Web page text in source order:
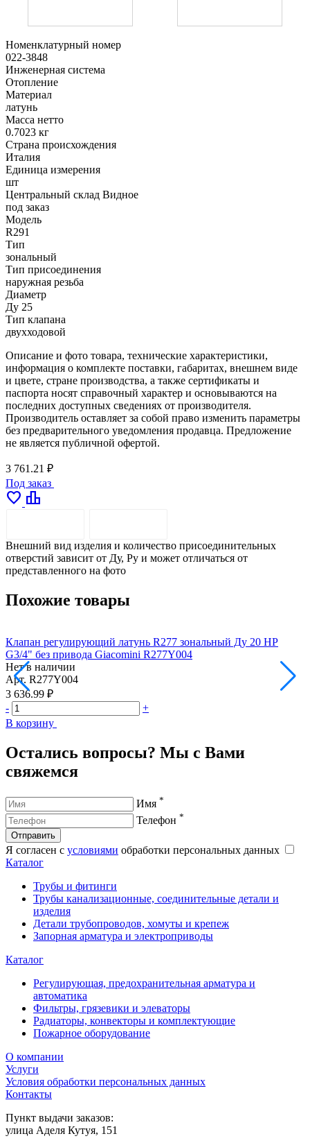
Номенклатурный номер
022-3848
Инженерная система
Отопление
Материал
латунь
Масса нетто
0.7023 кг
Страна происхождения
Италия
Единица измерения
шт
Центральный склад Видное
под заказ
Модель
R291
Тип
зональный
Тип присоединения
наружная резьба
Диаметр
Ду 25
Тип клапана
двухходовой
Описание и фото товара, технические характеристики,
информация о комплекте поставки, габаритах, внешнем виде
и цвете, стране производства, а также сертификаты и
паспорта носят справочный характер и основываются на
последних доступных сведениях от производителя.
Производитель оставляет за собой право изменить параметры
без предварительного уведомления продавца. Предложение
не является публичной офертой.
3 761.21 ₽
Под заказ
favorite leaderboard
Внешний вид изделия и количество присоединительных
отверстий зависит от Ду, Pу и может отличаться от
представленного на фото
Похожие товары
Клапан регулирующий латунь R277 зональный Ду 20 НР
G3/4" без привода Giacomini R277Y004
Нет в наличии
Арт. R277Y004
3 636.99 ₽
-
+
В корзину
Остались вопросы? Мы с Вами
свяжемся
Имя *
Телефон *
Отправить
Я согласен с условиями обработки персональных данных
Каталог
Трубы и фитинги
Трубы канализационные, соединительные детали и
изделия
Детали трубопроводов, хомуты и крепеж
Запорная арматура и электроприводы
Каталог
Регулирующая, предохранительная арматура и
автоматика
Фильтры, грязевики и элеваторы
Радиаторы, конвекторы и комплектующие
Пожарное оборудование
О компании
Услуги
Условия обработки персональных данных
Контакты
Пункт выдачи заказов:
​улица Аделя Кутуя, 151